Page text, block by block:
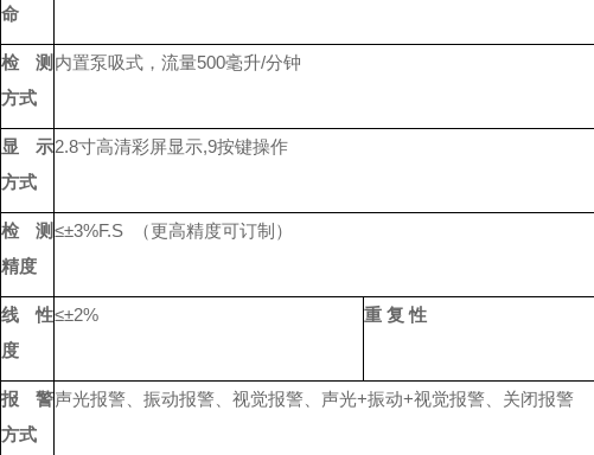
命
检测
方式
内置泵吸式，流量500毫升/分钟
显示
方式
2.8寸高清彩屏显示,9按键操作
检测
精度
≤±3%F.S （更高精度可订制）
线 性
度
≤±2% 重 复 性
报警
方式
声光报警、振动报警、视觉报警、声光+振动+视觉报警、关闭报警